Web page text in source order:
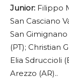
Junior: Filippo
San Casciano
San
(PT); Christian
Elia Sdruccioli
Arezzo (AR)..